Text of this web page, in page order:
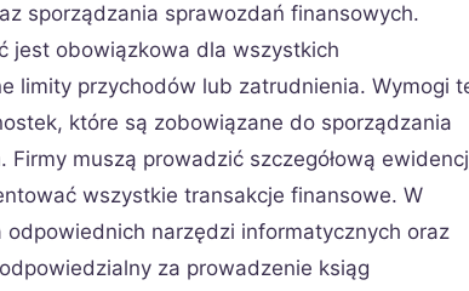
sporządzania sprawozdań finansowych.
jest obowiązkowa dla wszystkich
limity przychodów lub zatrudnienia. Wymogi
które są zobowiązane do sporządzania
muszą prowadzić szczegółową
wszystkie transakcje finansowe. W
narzędzi informatycznych oraz
za prowadzenie ksiąg